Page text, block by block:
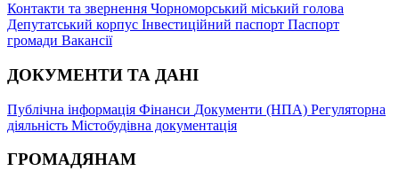
Контакти та звернення Чорноморський міський голова
Депутатський корпус Інвестиційний паспорт Паспорт
громади Вакансії
ДОКУМЕНТИ ТА ДАНІ
Публічна інформація Фінанси Документи (НПА) Регуляторна
діяльність Містобудівна документація
ГРОМАДЯНАМ